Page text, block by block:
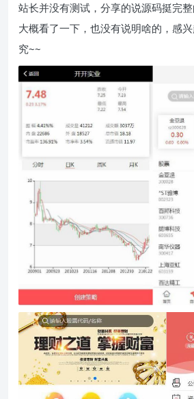
站长并没有测试，分享的说源码挺完
大概看了一下，也没有说明啥的，感
究~~